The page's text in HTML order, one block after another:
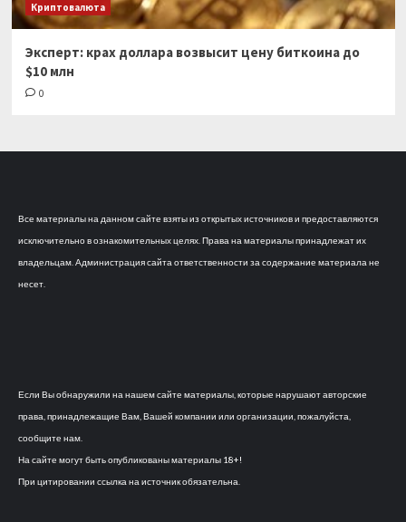
Криптовалюта
Эксперт: крах доллара возвысит цену биткоина до
$10 млн
0
Все материалы на данном сайте взяты из открытых источников и предоставляются
исключительно в ознакомительных целях. Права на материалы принадлежат их
владельцам. Администрация сайта ответственности за содержание материала не
несет.
Если Вы обнаружили на нашем сайте материалы, которые нарушают авторские
права, принадлежащие Вам, Вашей компании или организации, пожалуйста,
сообщите нам.
На сайте могут быть опубликованы материалы 18+!
При цитировании ссылка на источник обязательна.